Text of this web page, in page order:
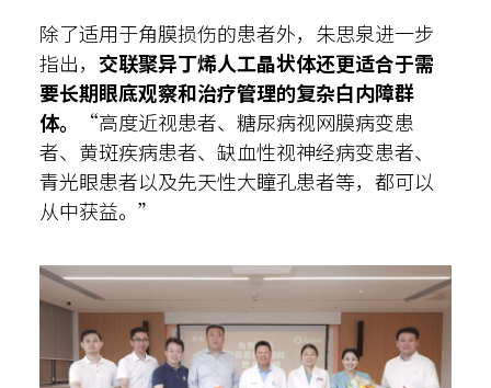
除了适用于角膜损伤的患者外，朱思泉进一步
指出， 交联聚异丁烯人工晶状体还更适合于需
要长期眼底观察和治疗管理的复杂白内障群
体。
“高度近视患者、糖尿病视网膜病变患
者、黄斑疾病患者、缺血性视神经病变患者、
青光眼患者以及先天性大瞳孔患者等，都可以
从中获益。”